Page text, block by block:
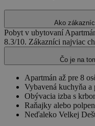
Ako
Pobyt v ubytovaní
8.3/10. Zákazníci najviac
Čo je na
Apartmán až pre 8
Vybavená kuchyňa a
Obývacia izba s
Raňajky alebo
Neďaleko Velkej